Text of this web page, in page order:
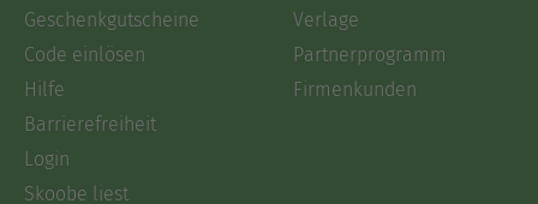
Geschenkgutscheine
Code einlösen
Hilfe
Barrierefreiheit
Login
Skoobe liest
Verlage
Partnerprogramm
Firmenkunden